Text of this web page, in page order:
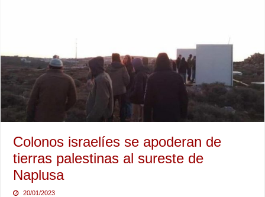
Colonos israelíes se apoderan de
tierras palestinas al sureste de
Naplusa
20/01/2023